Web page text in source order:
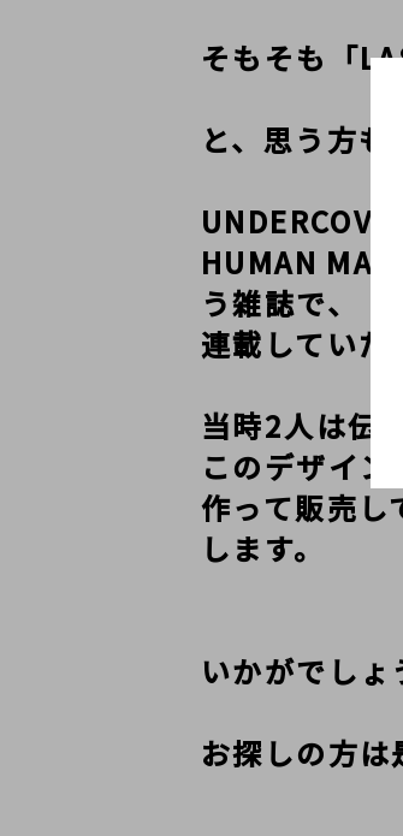
そもそも「
と、思う方も
HUMAN
う雑誌で、
連載していた
当時2人は伝
このデザイン
作って販売し
します。
いかがでしょ
お探しの方は